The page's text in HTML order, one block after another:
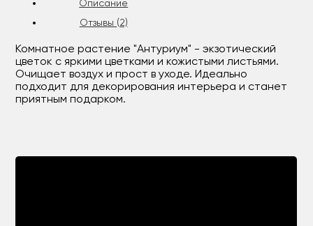
Описание
Отзывы (2)
Комнатное растение "Антуриум" - экзотический
цветок с яркими цветками и кожистыми листьями.
Очищает воздух и прост в уходе. Идеально
подходит для декорирования интерьера и станет
приятным подарком.